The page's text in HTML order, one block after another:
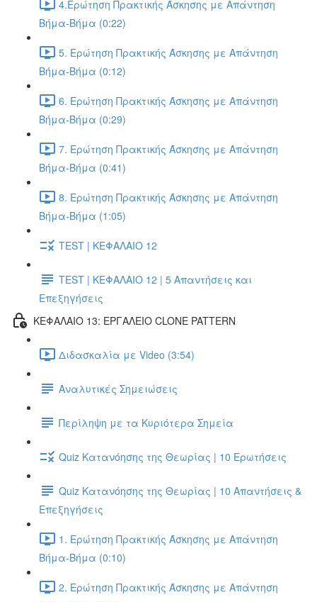
4.Ερώτηση Πρακτικής Άσκησης με Απάντηση
Βήμα-Βήμα (0:22)
5. Ερώτηση Πρακτικής Άσκησης με Απάντηση
Βήμα-Βήμα (0:12)
6. Ερώτηση Πρακτικής Άσκησης με Απάντηση
Βήμα-Βήμα (0:29)
7. Ερώτηση Πρακτικής Άσκησης με Απάντηση
Βήμα-Βήμα (0:41)
8. Ερώτηση Πρακτικής Άσκησης με Απάντηση
Βήμα-Βήμα (1:05)
TEST | ΚΕΦΑΛΑΙΟ 12
TEST | ΚΕΦΑΛΑΙΟ 12 | 5 Απαντήσεις και
Επεξηγήσεις
ΚΕΦΑΛΑΙΟ 13: ΕΡΓΑΛΕΙΟ CLONE PATTERN
Διδασκαλία με Video (3:54)
Αναλυτικές Σημειώσεις
Περίληψη με τα Κυριότερα Σημεία
Quiz Κατανόησης της Θεωρίας | 10 Ερωτήσεις
Quiz Κατανόησης της Θεωρίας | 10 Απαντήσεις &
Επεξηγήσεις
1. Ερώτηση Πρακτικής Άσκησης με Απάντηση
Βήμα-Βήμα (0:10)
2. Ερώτηση Πρακτικής Άσκησης με Απάντηση